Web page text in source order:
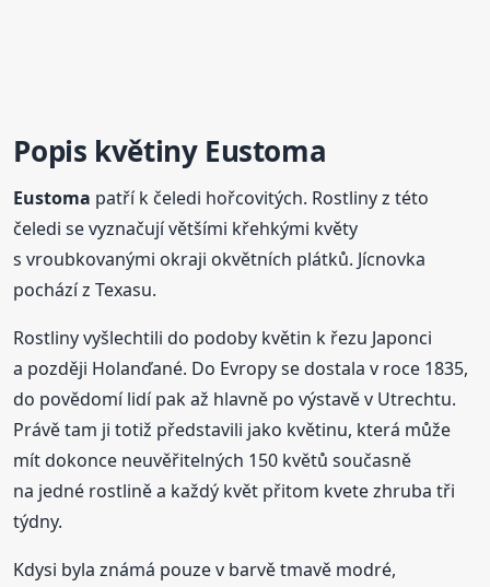
Popis květiny Eustoma
Eustoma patří k čeledi hořcovitých. Rostliny z této
čeledi se vyznačují většími křehkými květy
s vroubkovanými okraji okvětních plátků. Jícnovka
pochází z Texasu.
Rostliny vyšlechtili do podoby květin k řezu Japonci
a později Holanďané. Do Evropy se dostala v roce 1835,
do povědomí lidí pak až hlavně po výstavě v Utrechtu.
Právě tam ji totiž představili jako květinu, která může
mít dokonce neuvěřitelných 150 květů současně
na jedné rostlině a každý květ přitom kvete zhruba tři
týdny.
Kdysi byla známá pouze v barvě tmavě modré,